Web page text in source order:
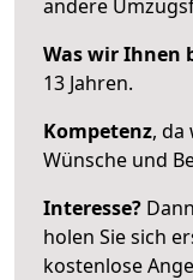
andere
Was wir Ihnen
13 Jahren.
Kompetenz, da
Wünsche und
Interesse?
holen Sie sich
kostenlose